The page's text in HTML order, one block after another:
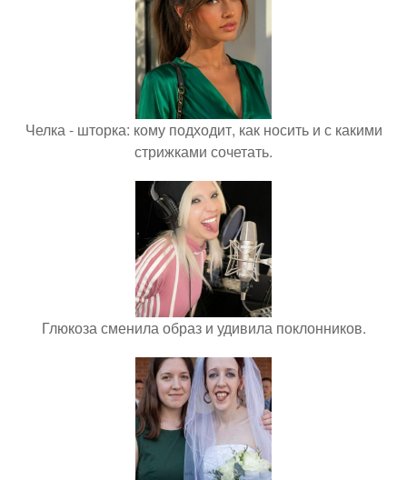
Челка - шторка: кому подходит, как носить и с какими
стрижками сочетать.
Глюкоза сменила образ и удивила поклонников.